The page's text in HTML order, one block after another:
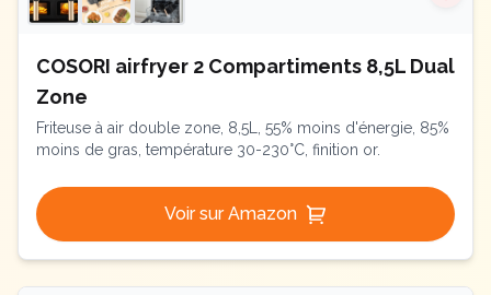
COSORI airfryer 2 Compartiments 8,5L Dual
Zone
Friteuse à air double zone, 8,5L, 55% moins d'énergie, 85%
moins de gras, température 30-230°C, finition or.
Voir sur Amazon